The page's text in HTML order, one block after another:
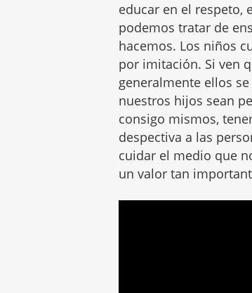
educar en el respeto,
podemos tratar de
hacemos. Los niños
por imitación. Si ven
generalmente ellos
nuestros hijos sean
consigo mismos,
despectiva a las
cuidar el medio que
un valor tan